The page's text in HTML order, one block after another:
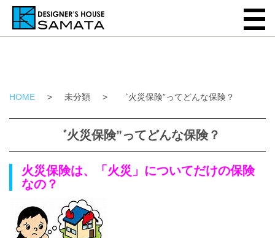
HOME > 未分類 > ゛火災保険”ってどんな保険？
゛火災保険”ってどんな保険？
火災保険は、「火災」についてだけの保険
なの？